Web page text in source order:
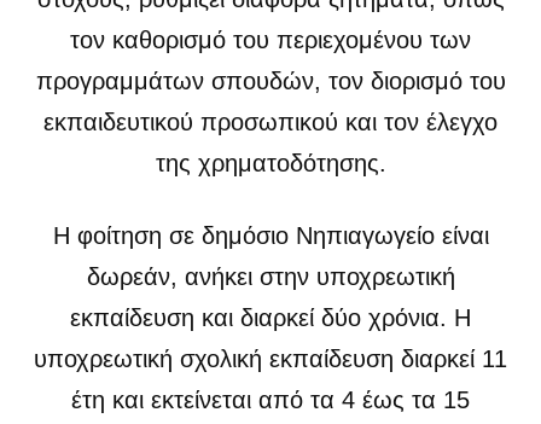
τον καθορισμό του περιεχομένου των
προγραμμάτων σπουδών, τον διορισμό του
εκπαιδευτικού προσωπικού και τον έλεγχο
της χρηματοδότησης.
Η φοίτηση σε δημόσιο Nηπιαγωγείο είναι
δωρεάν, ανήκει στην υποχρεωτική
εκπαίδευση και διαρκεί δύο χρόνια. Η
υποχρεωτική σχολική εκπαίδευση διαρκεί 11
έτη και εκτείνεται από τα 4 έως τα 15